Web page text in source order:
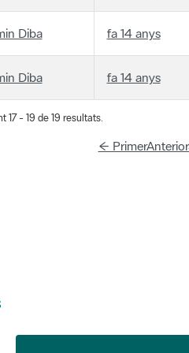
Diba fa 14 anys
Diba fa 14 anys
17 - 19 de 19 resultats.
← PrimerAnterior